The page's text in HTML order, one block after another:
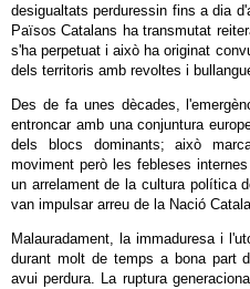
desigualtats perduressin fins a dia
Països Catalans ha transmutat
s'ha perpetuat i això ha originat
dels territoris amb revoltes i
Des de fa unes dècades,
entroncar amb una conjuntura
dels blocs dominants; això
moviment però les febleses
un arrelament de la cultura política
van impulsar arreu de la Nació
Malauradament, la immaduresa i
durant molt de temps a bona part
avui perdura. La ruptura